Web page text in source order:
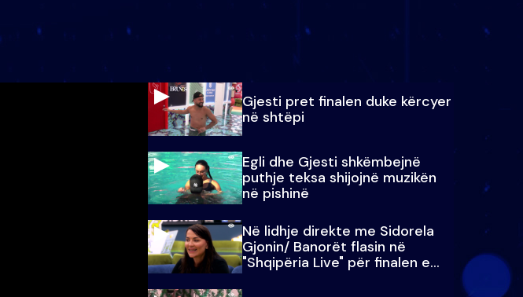
Gjesti pret finalen duke kërcyer
në shtëpi
Egli dhe Gjesti shkëmbejnë
puthje teksa shijojnë muzikën
në pishinë
Në lidhje direkte me Sidorela
Gjonin/ Banorët flasin në
"Shqipëria Live" për finalen e
madhe